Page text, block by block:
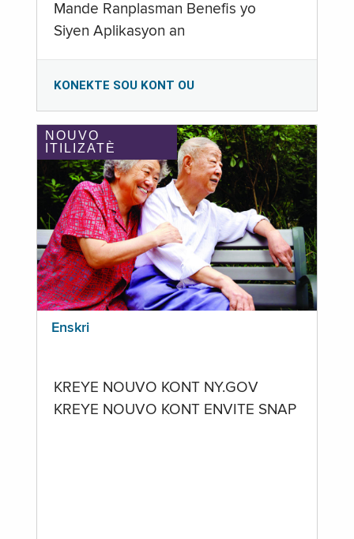
Mande Ranplasman Benefis yo
Siyen Aplikasyon an
KONEKTE SOU KONT OU
NOUVO
ITILIZATÈ
Enskri
KREYE NOUVO KONT NY.GOV
KREYE NOUVO KONT ENVITE SNAP